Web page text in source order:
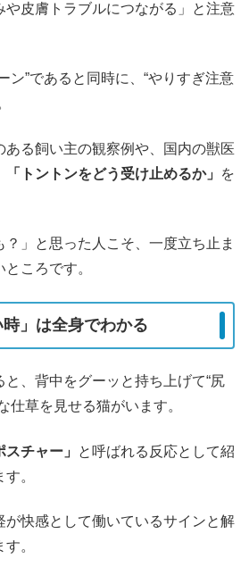
や皮膚トラブルにつながる」と注意
ン”であると同時に、“やりすぎ注意
ある飼い主の観察例や、国内の獣医
「トントンをどう受け止めるか」
を
？」と思った人こそ、一度立ち止ま
ころです。
」は全身でわかる
、背中をグーッと持ち上げて“尻
仕草を見せる猫がいます。
スチャー」
と呼ばれる反応として紹
。
が快感として働いているサインと解
。